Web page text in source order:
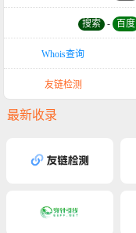
搜索 - 百度
Whois查询
友链检测
最新收录